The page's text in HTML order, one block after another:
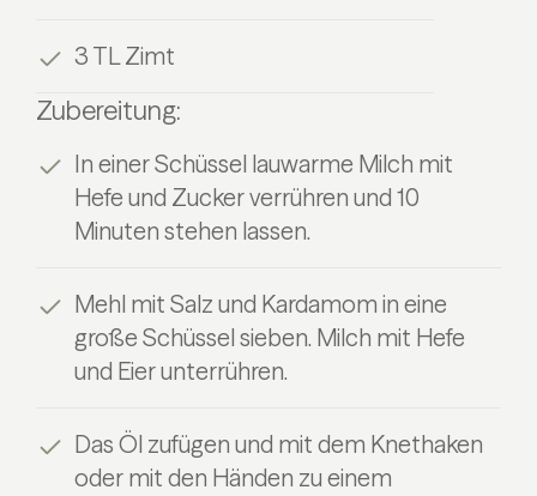
3 TL Zimt
Zubereitung:
In einer Schüssel lauwarme Milch mit
Hefe und Zucker verrühren und 10
Minuten stehen lassen.
Mehl mit Salz und Kardamom in eine
große Schüssel sieben. Milch mit Hefe
und Eier unterrühren.
Das Öl zufügen und mit dem Knethaken
oder mit den Händen zu einem